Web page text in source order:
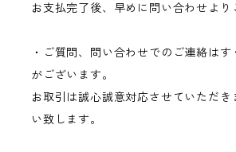
お支払完了後、早めに問い合わせより
・ご質問、問い合わせでのご連絡は
がございます。
お取引は誠心誠意対応させていただ
い致します。